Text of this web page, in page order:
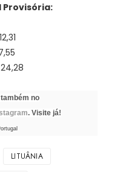
Provisória:
no
. Visite já!
LITUÂNIA